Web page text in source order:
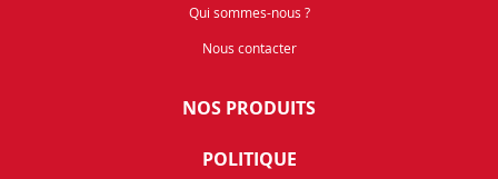
Qui sommes-nous ?
Nous contacter
NOS PRODUITS
POLITIQUE